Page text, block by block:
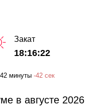
Закат
18:16:22
минуты -42 сек
в августе 2026